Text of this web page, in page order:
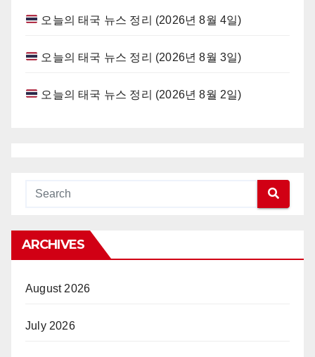
오늘의 태국 뉴스 정리 (2026년 8월 4일)
오늘의 태국 뉴스 정리 (2026년 8월 3일)
오늘의 태국 뉴스 정리 (2026년 8월 2일)
ARCHIVES
August 2026
July 2026